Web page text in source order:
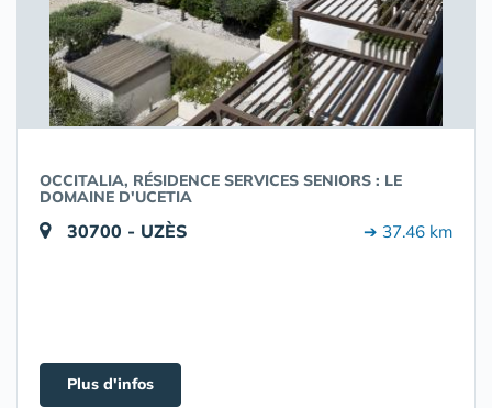
OCCITALIA, RÉSIDENCE SERVICES SENIORS : LE
DOMAINE D'UCETIA
30700 - UZÈS ➔ 37.46 km
Plus d'infos